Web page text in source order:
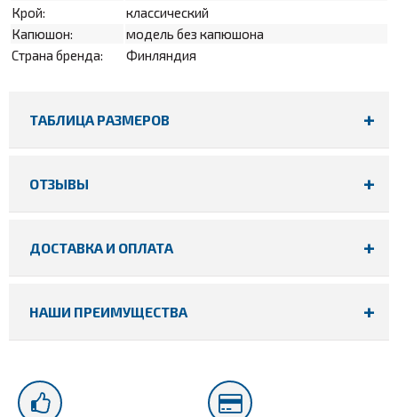
Крой:
классический
Капюшон:
модель без капюшона
Страна бренда:
Финляндия
ТАБЛИЦА РАЗМЕРОВ
ОТЗЫВЫ
ДОСТАВКА И ОПЛАТА
НАШИ ПРЕИМУЩЕСТВА